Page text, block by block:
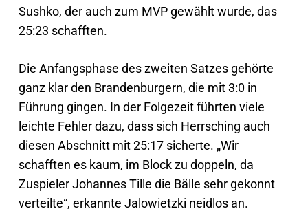
Sushko, der auch zum MVP gewählt wurde, das
25:23 schafften.
Die Anfangsphase des zweiten Satzes gehörte
ganz klar den Brandenburgern, die mit 3:0 in
Führung gingen. In der Folgezeit führten viele
leichte Fehler dazu, dass sich Herrsching auch
diesen Abschnitt mit 25:17 sicherte. „Wir
schafften es kaum, im Block zu doppeln, da
Zuspieler Johannes Tille die Bälle sehr gekonnt
verteilte“, erkannte Jalowietzki neidlos an.